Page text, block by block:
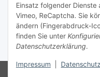
Einsatz folgender Dienste
Vimeo, ReCaptcha. Sie
ändern (Fingerabdruck-
finden Sie unter
Datenschutzerklärung.
Impressum Datenschutz
* Alle Preise inkl. gesetzlicher
© Rotragon GmbH -